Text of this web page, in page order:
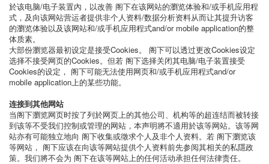
於该电脑/电子装置內，以改善 阁下在该网站的瀏览体验和/或手机应用程
式，及向该网站营运者提供非个人资料/数据分析资料从而让其提升访客
的瀏览体验以及该网站和/或手机应用程式and/or mobile application的整
体质素。
大部份瀏览器最初设定是接受Cookies。 阁下可以透过更改Cookies设定
选择不接受网页的Cookies。但若 阁下选择关闭其电脑/电子装置接受
Cookies的设定， 阁下可能无法使用网页和/或手机应用程式and/or
mobile application上的某些功能。
连接到其他网站
当阁下瀏览网页时按了列於网页上的其他公司、机构等的超连结而被转接
到该等不受我们控制或管理的网站，本声明將不適用於该等网站。该等网
站亦有可能独立地向 阁下收集或徵求个人及非个人资料。若 阁下瀏览该
等网站， 阁下应该在向该等网站提供个人资料前先参阅其相关的私隱政
策。我们將不会为 阁下在该等网站上的任何活动承担任何法律责任。